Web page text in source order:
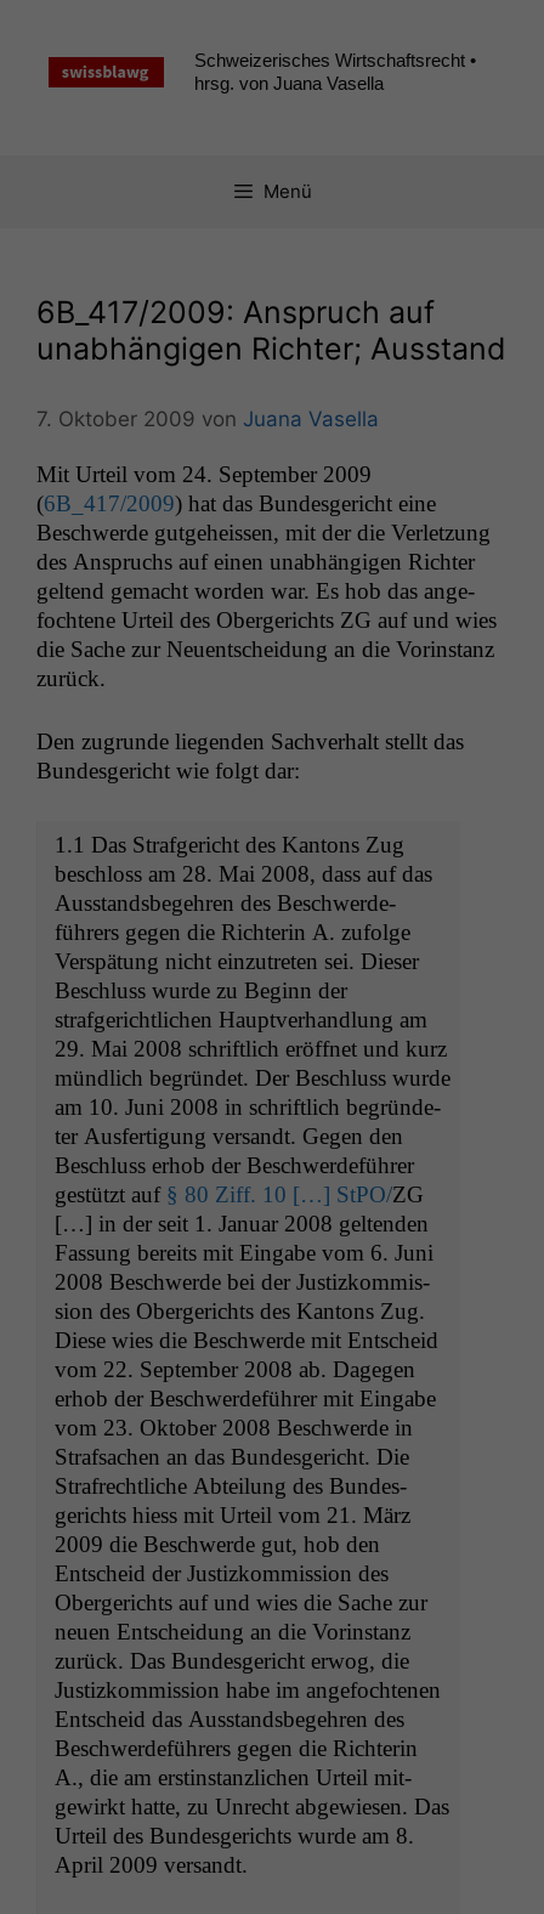
springen
Schweizerisches Wirtschaftsrecht •
hrsg. von Juana Vasella
Menü
6B_417/2009: Anspruch auf
unabhängigen Richter; Ausstand
7. Oktober 2009 von Juana Vasella
Mit Urteil vom 24. Sep­tem­ber 2009
(6B_417/2009) hat das Bun­des­gericht eine
Beschw­erde gut­ge­heis­sen, mit der die Ver­let­zung
des Anspruchs auf einen unab­hängi­gen Richter
gel­tend gemacht wor­den war. Es hob das ange­
focht­ene Urteil des Oberg­erichts ZG auf und wies
die Sache zur Neuentschei­dung an die Vorin­stanz
zurück.
Den zugrunde liegen­den Sachver­halt stellt das
Bun­des­gericht wie fol­gt dar:
1.1 Das Strafgericht des Kan­tons Zug
beschloss am 28. Mai 2008, dass auf das
Aus­stands­begehren des Beschw­erde­
führers gegen die Rich­terin A. zufolge
Ver­spä­tung nicht einzutreten sei. Dieser
Beschluss wurde zu Beginn der
strafgerichtlichen Hauptver­hand­lung am
29. Mai 2008 schriftlich eröffnet und kurz
mündlich begrün­det. Der Beschluss wurde
am 10. Juni 2008 in schriftlich begrün­de­
ter Aus­fer­ti­gung ver­sandt. Gegen den
Beschluss erhob der Beschw­erde­führer
gestützt auf § 80 Ziff. 10 […] StPO/ZG
[…] in der seit 1. Jan­u­ar 2008 gel­tenden
Fas­sung bere­its mit Eingabe vom 6. Juni
2008 Beschw­erde bei der Jus­tizkom­mis­
sion des Oberg­erichts des Kan­tons Zug.
Diese wies die Beschw­erde mit Entscheid
vom 22. Sep­tem­ber 2008 ab. Dage­gen
erhob der Beschw­erde­führer mit Eingabe
vom 23. Okto­ber 2008 Beschw­erde in
Straf­sachen an das Bun­des­gericht. Die
Strafrechtliche Abteilung des Bun­des­
gerichts hiess mit Urteil vom 21. März
2009 die Beschw­erde gut, hob den
Entscheid der Jus­tizkom­mis­sion des
Oberg­erichts auf und wies die Sache zur
neuen Entschei­dung an die Vorin­stanz
zurück. Das Bun­des­gericht erwog, die
Jus­tizkom­mis­sion habe im ange­focht­e­nen
Entscheid das Aus­stands­begehren des
Beschw­erde­führers gegen die Rich­terin
A., die am erstin­stan­zlichen Urteil mit­
gewirkt hat­te, zu Unrecht abgewiesen. Das
Urteil des Bun­des­gerichts wurde am 8.
April 2009 versandt.